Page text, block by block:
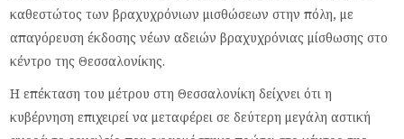
καθεστώτος των βραχυχρόνιων μισθώσεων στην πόλη, με
απαγόρευση έκδοσης νέων αδειών βραχυχρόνιας μίσθωσης στο
κέντρο της Θεσσαλονίκης.
Η επέκταση του μέτρου στη Θεσσαλονίκη δείχνει ότι η
κυβέρνηση επιχειρεί να μεταφέρει σε δεύτερη μεγάλη αστική